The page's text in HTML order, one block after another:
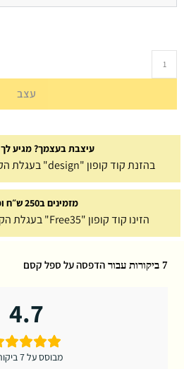
עצב
עיצבת בעצמך? מגיע לך 10% הנחה
בהזנת קוד קופון "design" בעגלת הקניות מקבלים 10% הנחה
מזמינים ב250 ש״ח ומעלה?
הזינו קוד קופון "Free35" בעגלת הקניות וקבלו משלוח חינם
7 ביקורות עבור הדפסה על ספל קסם
4.7
מבוסס על 7 ביקורות